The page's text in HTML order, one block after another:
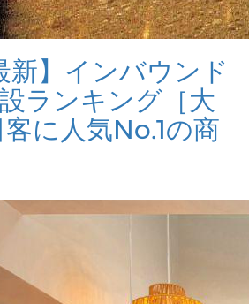
新】インバウンド
ランキング［大
に人気No.1の商